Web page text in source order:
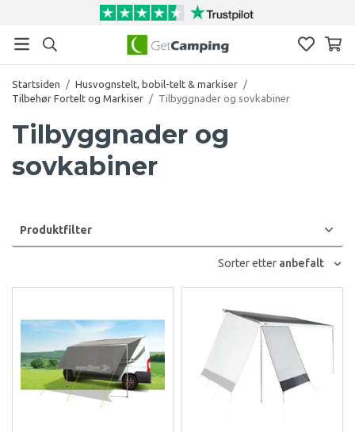
Startsiden / Husvognstelt, bobil-telt & markiser /
Tilbehør Fortelt og Markiser / Tilbyggnader og sovkabiner
Tilbyggnader og
sovkabiner
Produktfilter
Sorter etter anbefalt